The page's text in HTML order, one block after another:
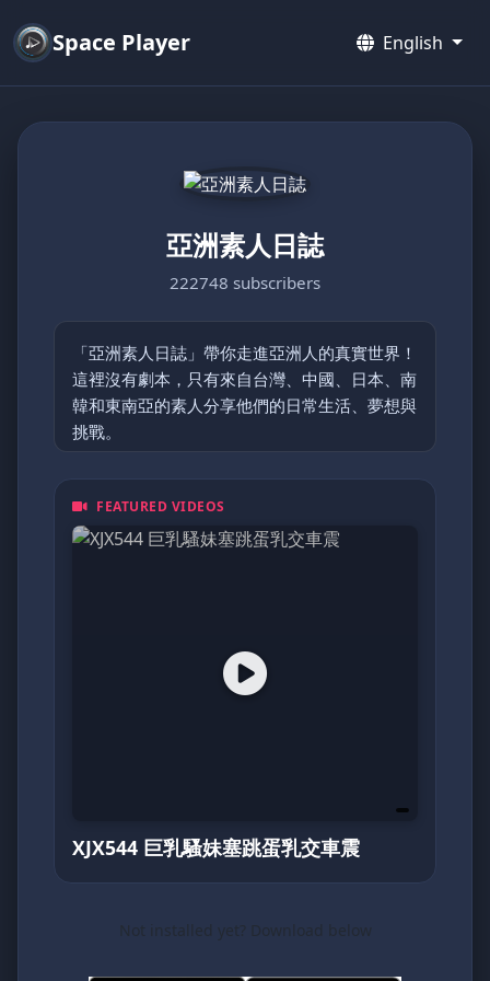
Space Player English
亞洲素人日誌
222748 subscribers
「亞洲素人日誌」帶你走進亞洲人的真實世界！
這裡沒有劇本，只有來自台灣、中國、日本、南
韓和東南亞的素人分享他們的日常生活、夢想與
挑戰。
從鄉村的簡單快樂到都市的忙碌節奏，每支影片
都是一頁動人的日記。加入我們，探索亞洲最真
摯的面貌！
FEATURED VIDEOS
XJX544 巨乳騷妹塞跳蛋乳交車震
Not installed yet? Download below